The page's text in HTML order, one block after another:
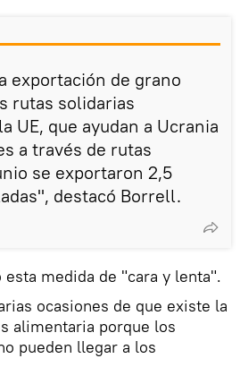
exportación de grano
rutas solidarias
UE, que ayudan a Ucrania
a través de rutas
se exportaron 2,5
destacó Borrell.
medida de "cara y lenta".
ocasiones de que existe la
alimentaria porque los
pueden llegar a los